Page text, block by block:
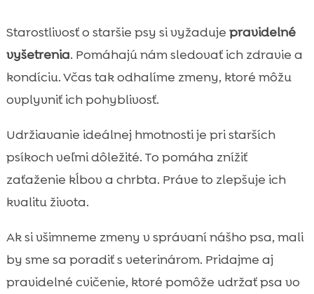
Starostlivosť o staršie psy si vyžaduje pravidelné
vyšetrenia. Pomáhajú nám sledovať ich zdravie a
kondíciu. Včas tak odhalíme zmeny, ktoré môžu
ovplyvniť ich pohyblivosť.
Udržiavanie ideálnej hmotnosti je pri starších
psíkoch veľmi dôležité. To pomáha znížiť
zaťaženie kĺbov a chrbta. Práve to zlepšuje ich
kvalitu života.
Ak si všimneme zmeny v správaní nášho psa, mali
by sme sa poradiť s veterinárom. Pridajme aj
pravidelné cvičenie, ktoré pomôže udržať psa vo